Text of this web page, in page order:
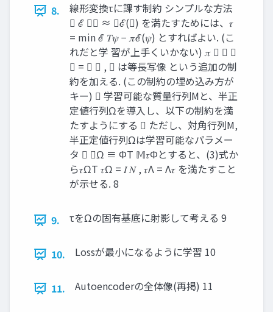
8.
線形変換τに課す制約 シンプルな方法
 ℰ 𝑇𝜓 ≈ 𝜏ℰ(𝜓) を満たすためには、𝜏
= min ℰ 𝑇𝜓 − 𝜋ℰ(𝜓) とすればよい. (こ
れだと学 習が上手くいかない) 𝜋  𝜏 𝑇
𝜏 = 𝐼 𝑁 , 𝜏 は等長写像 という追加の制
約を加える. (この制約の埋め込み方が
キー)  学習可能な質量行列Mと、半正
定値行列Ωを導入し、以下の制約を満
たすようにする  ただし、対角行列M,
半正定値行列Ωは学習可能なパラメー
タ  𝜏Ω ≡ ΦT 𝕄𝜏Φとすると、(3)式か
ら𝜏ΩT 𝜏Ω = 𝐼 𝑁 , 𝜏Λ = Λ𝜏 を満たすこと
が示せる. 8
9. τをΩの固有基底に射影して考える 9
10. Lossが最小になるように学習 10
11. Autoencoderの全体像(再掲) 11